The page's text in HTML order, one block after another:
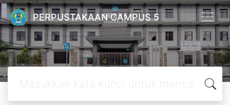
PERPUSTAKAAN CAMPUS 5